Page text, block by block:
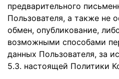
предварительного
Пользователя, а также не
обмен, опубликование,
возможными способами
данных Пользователя, за
5.3. настоящей Политики